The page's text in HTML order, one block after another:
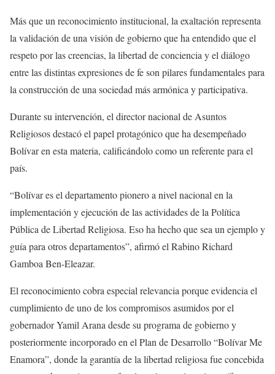
Más que un reconocimiento institucional, la exaltación representa
la validación de una visión de gobierno que ha entendido que el
respeto por las creencias, la libertad de conciencia y el diálogo
entre las distintas expresiones de fe son pilares fundamentales para
la construcción de una sociedad más armónica y participativa.
Durante su intervención, el director nacional de Asuntos
Religiosos destacó el papel protagónico que ha desempeñado
Bolívar en esta materia, calificándolo como un referente para el
país.
“Bolívar es el departamento pionero a nivel nacional en la
implementación y ejecución de las actividades de la Política
Pública de Libertad Religiosa. Eso ha hecho que sea un ejemplo y
guía para otros departamentos”, afirmó el Rabino Richard
Gamboa Ben-Eleazar.
El reconocimiento cobra especial relevancia porque evidencia el
cumplimiento de uno de los compromisos asumidos por el
gobernador Yamil Arana desde su programa de gobierno y
posteriormente incorporado en el Plan de Desarrollo “Bolívar Me
Enamora”, donde la garantía de la libertad religiosa fue concebida